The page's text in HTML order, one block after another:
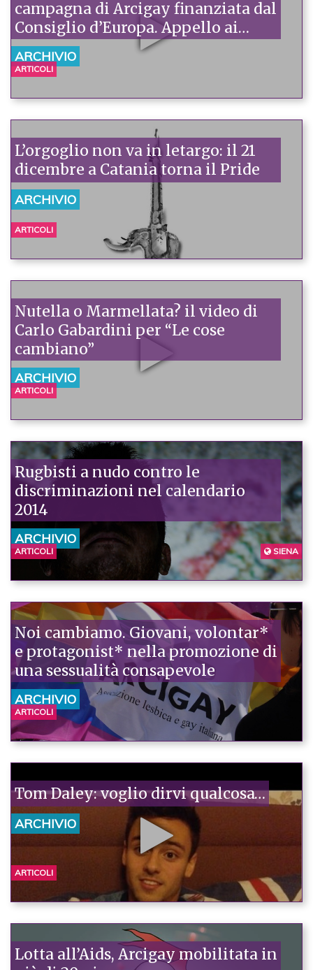
campagna di Arcigay finanziata dal
Consiglio d’Europa. Appello ai
senatori per l’estensione piena
della legge Mancino
ARCHIVIO
ARTICOLI
L’orgoglio non va in letargo: il 21
dicembre a Catania torna il Pride
ARCHIVIO
ARTICOLI
Nutella o Marmellata? il video di
Carlo Gabardini per “Le cose
cambiano”
ARCHIVIO
ARTICOLI
Rugbisti a nudo contro le
discriminazioni nel calendario
2014
ARCHIVIO
ARTICOLI SIENA
Noi cambiamo. Giovani, volontar*
e protagonist* nella promozione di
una sessualità consapevole
ARCHIVIO
ARTICOLI
Tom Daley: voglio dirvi qualcosa…
ARCHIVIO
ARTICOLI
Lotta all’Aids, Arcigay mobilitata in